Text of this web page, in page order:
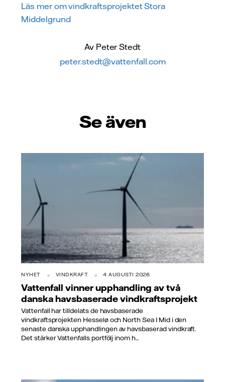
Läs mer om vindkraftsprojektet Stora
Middelgrund
Av Peter Stedt
peter.stedt@vattenfall.com
Se även
NYHET VINDKRAFT 4 AUGUSTI 2026
Vattenfall vinner upphandling av två
danska havsbaserade vindkraftsprojekt
Vattenfall har tilldelats de havsbaserade
vindkraftsprojekten Hesselø och North Sea I Mid i den
senaste danska upphandlingen av havsbaserad vindkraft.
Det stärker Vattenfalls portfölj inom h...